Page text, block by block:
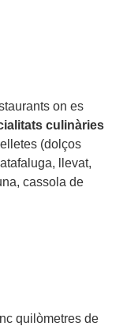
on es
culinàries
(dolços
llevat,
cassola de
quilòmetres de